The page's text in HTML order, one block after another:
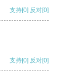
支持[0] 反对[0]
支持[0] 反对[0]